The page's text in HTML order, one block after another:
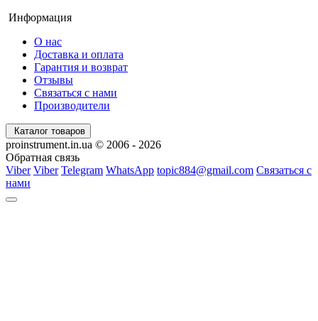
Информация
О нас
Доставка и оплата
Гарантия и возврат
Отзывы
Связаться с нами
Производители
Каталог товаров
proinstrument.in.ua © 2006 - 2026
Обратная связь
Viber Viber Telegram WhatsApp topic884@gmail.com Связаться с
нами